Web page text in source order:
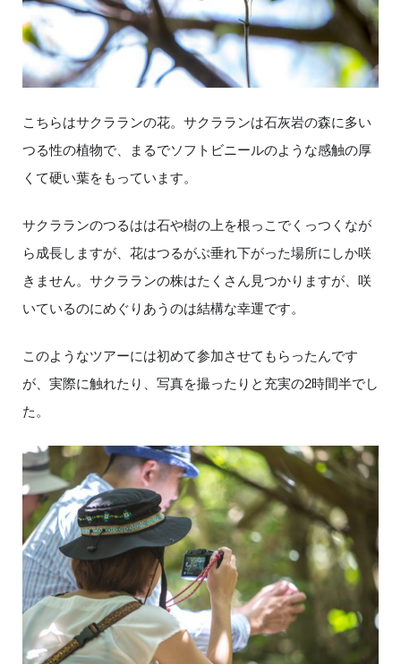
こちらはサクラランの花。サクラランは石灰岩の森に多い
つる性の植物で、まるでソフトビニールのような感触の厚
くて硬い葉をもっています。
サクラランのつるはは石や樹の上を根っこでくっつくなが
ら成長しますが、花はつるがぶ垂れ下がった場所にしか咲
きません。サクラランの株はたくさん見つかりますが、咲
いているのにめぐりあうのは結構な幸運です。
このようなツアーには初めて参加させてもらったんです
が、実際に触れたり、写真を撮ったりと充実の2時間半でし
た。